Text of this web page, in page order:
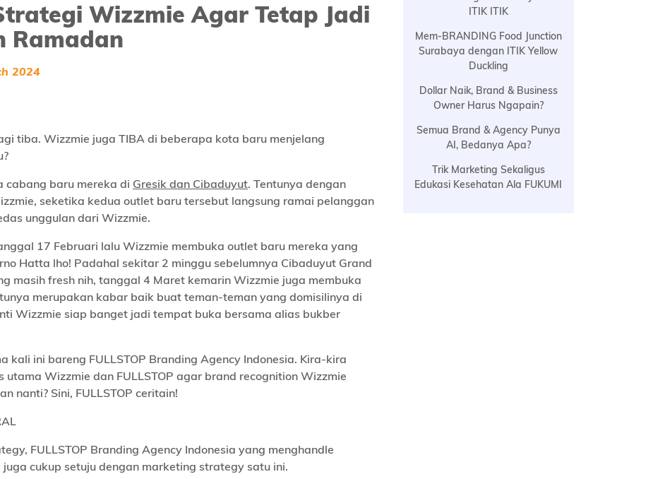
Wizzmie Agar Tetap Jadi
Ramadan
2024
tiba. Wizzmie juga TIBA di beberapa kota baru menjelang
cabang baru mereka di Gresik dan Cibaduyut. Tentunya dengan
seketika kedua outlet baru tersebut langsung ramai pelanggan
unggulan dari Wizzmie.
17 Februari lalu Wizzmie membuka outlet baru mereka yang
Hatta lho! Padahal sekitar 2 minggu sebelumnya Cibaduyut Grand
masih fresh nih, tanggal 4 Maret kemarin Wizzmie juga membuka
merupakan kabar baik buat teman-teman yang domisilinya di
Wizzmie siap banget jadi tempat buka bersama alias bukber
kali ini bareng FULLSTOP Branding Agency Indonesia. Kira-kira
Wizzmie dan FULLSTOP agar brand recognition Wizzmie
nanti? Sini, FULLSTOP ceritain!
FULLSTOP Branding Agency Indonesia yang menghandle
cukup setuju dengan marketing strategy satu ini.
ITIK ITIK
Mem-BRANDING Food Junction
Surabaya dengan ITIK Yellow
Duckling
Dollar Naik, Brand & Business
Owner Harus Ngapain?
Semua Brand & Agency Punya
AI, Bedanya Apa?
Trik Marketing Sekaligus
Edukasi Kesehatan Ala FUKUMI